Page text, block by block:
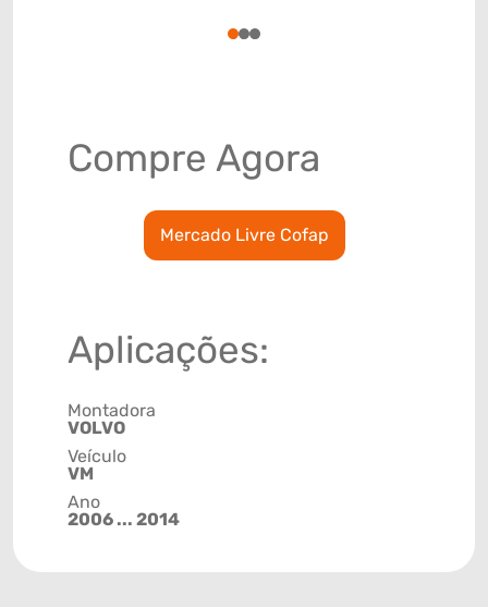
123
Compre Agora
Mercado Livre Cofap
Aplicações:
Montadora
VOLVO
Veículo
VM
Ano
2006 ... 2014